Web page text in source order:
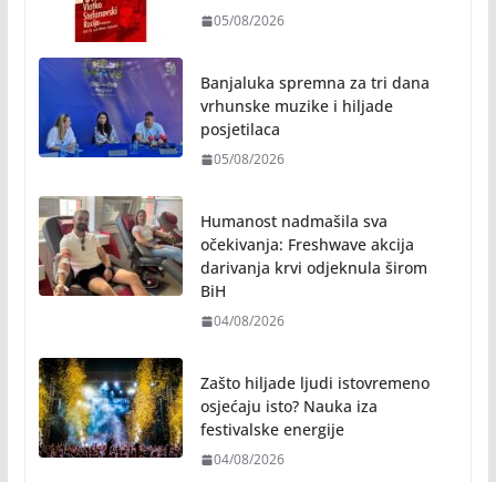
Banja Luka domaćin „Vespa
susreta“ od 7. do 9. avgusta
05/08/2026
vrhunske muzike i hiljade
posjetilaca
05/08/2026
Humanost nadmašila sva
darivanja krvi odjeknula širom
BiH
04/08/2026